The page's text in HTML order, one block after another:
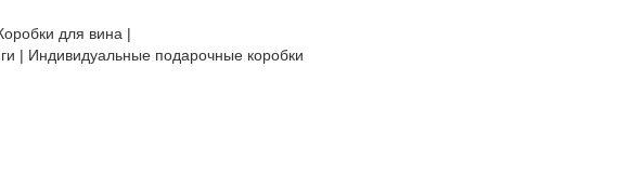
для вина |
| Индивидуальные подарочные коробки